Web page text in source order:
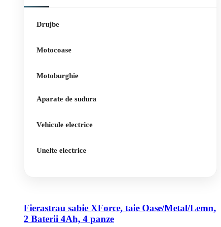
Drujbe
Motocoase
Motoburghie
Aparate de sudura
Vehicule electrice
Unelte electrice
Fierastrau sabie XForce, taie Oase/Metal/Lemn,
2 Baterii 4Ah, 4 panze